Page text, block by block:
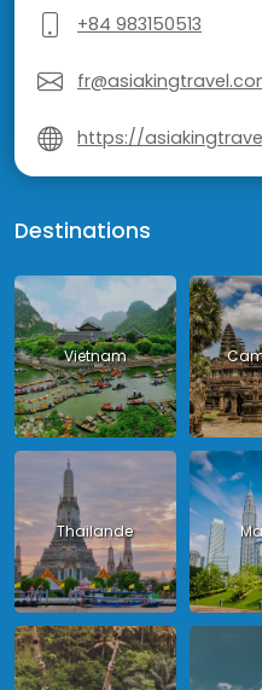
+84 983150513
https://
Destinations
Vietnam
Thailande